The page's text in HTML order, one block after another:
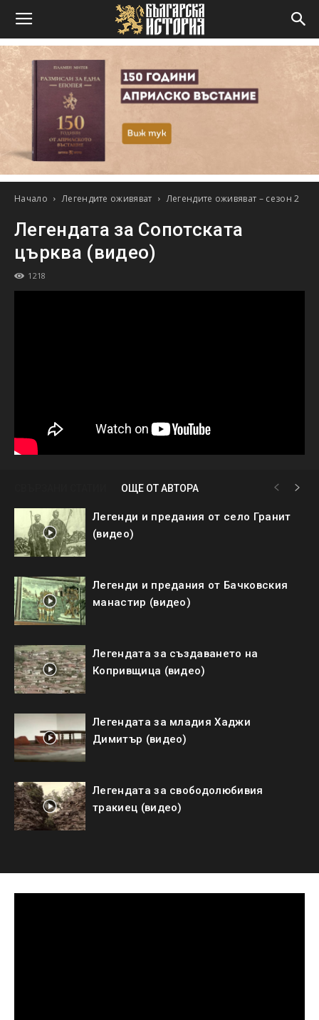
Начало Легендите оживяват Легендите оживяват – сезон 2
Легендата за Сопотската
църква (видео)
1218
ОЩЕ ОТ АВТОРА
Легенди и предания от село Гранит
(видео)
Легенди и предания от Бачковския
манастир (видео)
Легендата за създаването на
Копривщица (видео)
Легендата за младия Хаджи
Димитър (видео)
Легендата за свободолюбивия
тракиец (видео)